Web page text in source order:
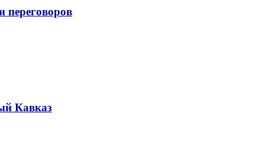
переговоров
Кавказ